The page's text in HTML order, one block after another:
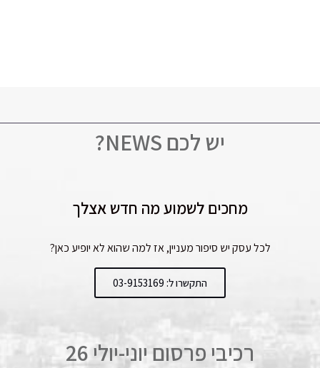
יש לכם NEWS?
מחכים לשמוע מה חדש אצלך
לכל עסק יש סיפור מעניין, אז למה שהוא לא יופיע כאן?
התקשרו ל: 03-9153169
רכיבי פרסום יוני-יולי 26